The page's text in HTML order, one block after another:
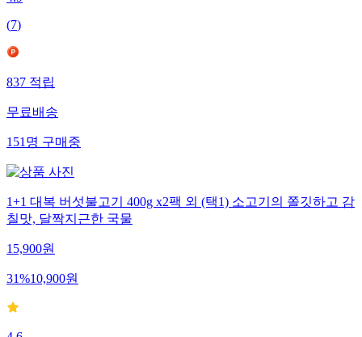
(7)
837적립
무료배송
151명구매중
1+1 대복 버섯불고기 400g x2팩 외 (택1) 소고기의 쫄깃하고 감
칠맛, 달짝지근한 국물
15,900원
31%10,900원